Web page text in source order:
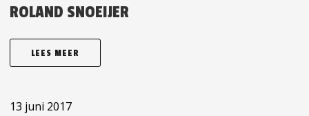
ROLAND SNOEIJER
LEES MEER
13 juni 2017